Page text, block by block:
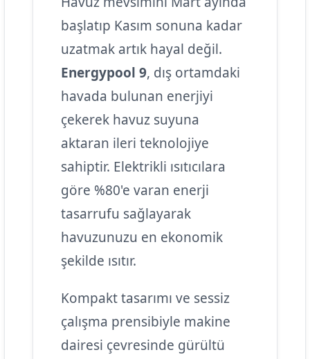
başlatıp Kasım sonuna kadar
uzatmak artık hayal değil.
Energypool 9, dış ortamdaki
havada bulunan enerjiyi
çekerek havuz suyuna
aktaran ileri teknolojiye
sahiptir. Elektrikli ısıtıcılara
göre %80'e varan enerji
tasarrufu sağlayarak
havuzunuzu en ekonomik
şekilde ısıtır.
Kompakt tasarımı ve sessiz
çalışma prensibiyle makine
dairesi çevresinde gürültü